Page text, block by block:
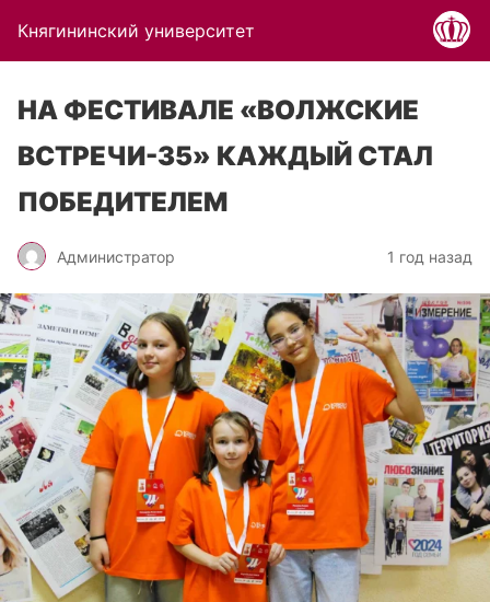
Княгининский университет
НА ФЕСТИВАЛЕ «ВОЛЖСКИЕ
ВСТРЕЧИ-35» КАЖДЫЙ СТАЛ
ПОБЕДИТЕЛЕМ
Администратор 1 год назад